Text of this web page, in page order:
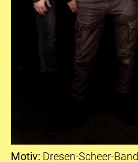
Motiv: Dresen-Scheer-Band